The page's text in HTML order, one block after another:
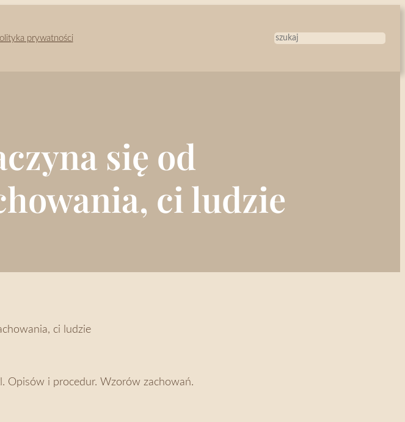
prywatności Szukaj
się od
ci ludzie
ci ludzie
Opisów i procedur. Wzorów zachowań.